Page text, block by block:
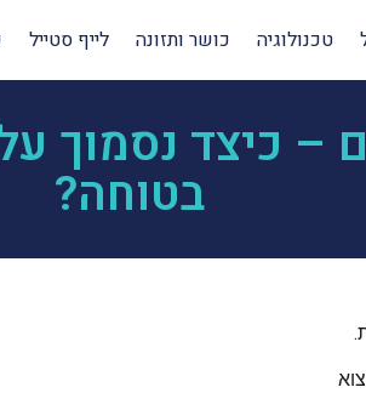
טכנולוגיה כושר ותזונה לייף סטייל
– כיצד נסמוך
בטוחה?